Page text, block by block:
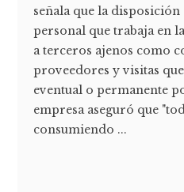
señala que la
personal que trabaja en
a terceros ajenos como
proveedores y visitas
eventual o permanente
empresa aseguró que
consumiendo ...